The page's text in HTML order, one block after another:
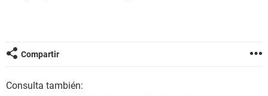
Compartir
Consulta también: